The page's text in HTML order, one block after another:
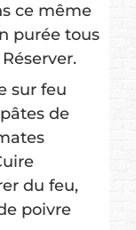
ce même
purée tous
sur feu
de
du feu,
poivre